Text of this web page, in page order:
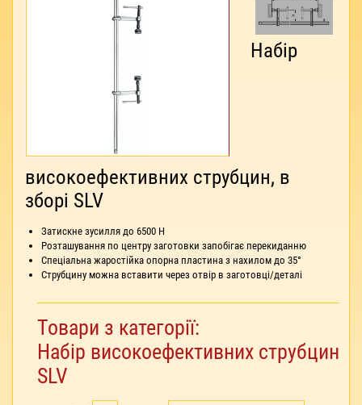
Набір
високоефективних струбцин, в
зборі SLV
Затискне зусилля до 6500 Н
Розташування по центру заготовки запобігає перекиданню
Спеціальна жаростійка опорна пластина з нахилом до 35°
Струбцину можна вставити через отвір в заготовці/деталі
Товари з категорії:
Набір високоефективних струбцин
SLV